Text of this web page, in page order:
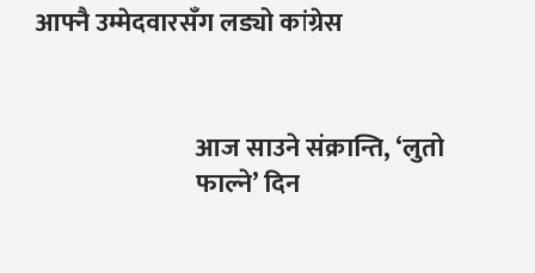
आफ्नै उम्मेदवारसँग लड्यो कांग्रेस
आज साउने संक्रान्ति, ‘लुतो
फाल्ने’ दिन